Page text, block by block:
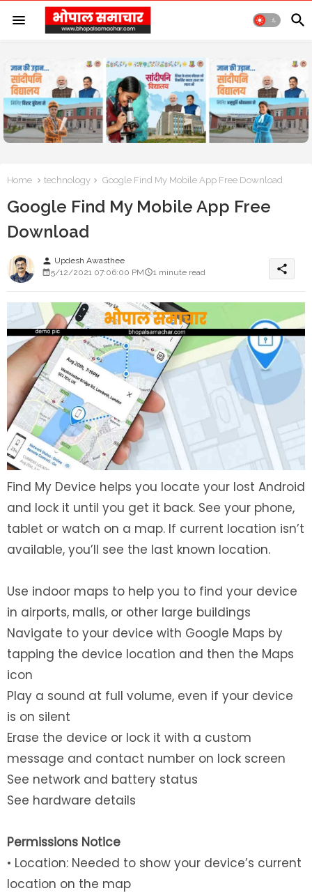
Home technology Google Find My Mobile App Free Download
Google Find My Mobile App Free
Download
person Updesh Awasthee
5/12/2021 07:06:00 PM
1 minute read share
Find My Device helps you locate your lost Android
and lock it until you get it back. See your phone,
tablet or watch on a map. If current location isn’t
available, you’ll see the last known location.
Use indoor maps to help you to find your device
in airports, malls, or other large buildings
Navigate to your device with Google Maps by
tapping the device location and then the Maps
icon
Play a sound at full volume, even if your device
is on silent
Erase the device or lock it with a custom
message and contact number on lock screen
See network and battery status
See hardware details
Permissions Notice
• Location: Needed to show your device’s current
location on the map